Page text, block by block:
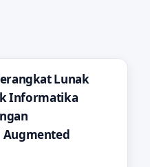
Lunak
Informatika
Augmented